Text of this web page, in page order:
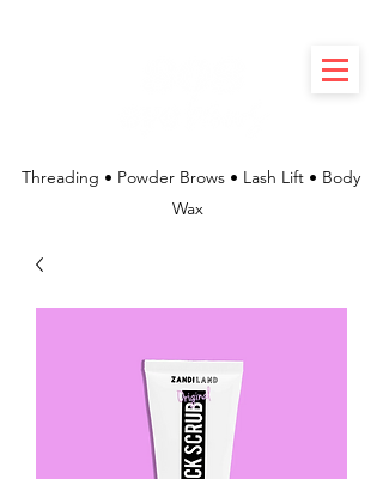
Threading • Powder Brows • Lash Lift • Body
Wax